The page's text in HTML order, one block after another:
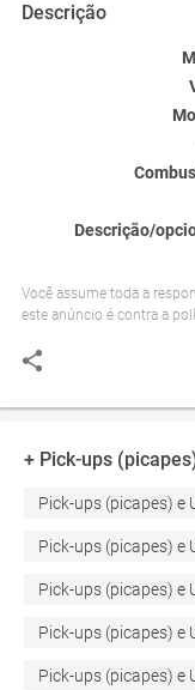
Descrição
Descrição/
Você assume toda a
este anúncio é contra a
+ Pick-ups
Pick-ups (picapes)
Pick-ups (picapes) e
Pick-ups (picapes) e
Pick-ups (picapes) e
Pick-ups (picapes) e